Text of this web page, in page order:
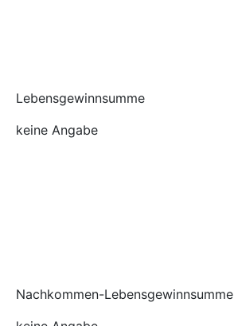
Lebensgewinnsumme
keine Angabe
Nachkommen-Lebensgewinnsumme